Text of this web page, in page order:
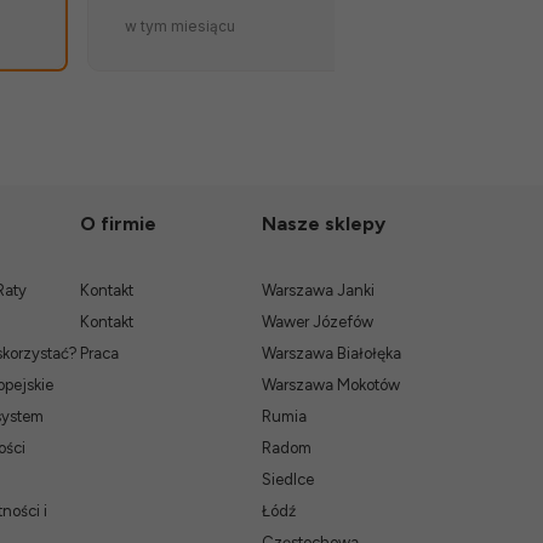
atut sklepu. 💪🔥
w tym miesiącu
i
O firmie
Kontakt
Kontakt
Praca
Nasze sklepy
Warszawa Janki
Wawer Józefów
Warszawa Białołęka
Warszawa Mokotów
Rumia
Radom
Siedlce
Łódź